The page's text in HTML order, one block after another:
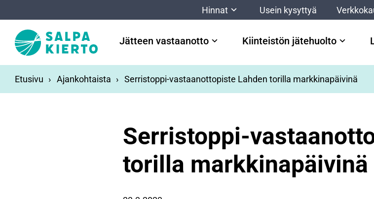
Hinnat Usein kysyttyä
Jätteen vastaanotto Kiinteistön jätehuolto
Etusivu Ajankohtaista Serristoppi-vastaanottopiste Lahden torilla markkinapäivinä
Serristoppi-
torilla markkinapäivinä